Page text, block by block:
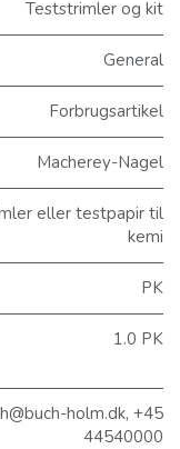
Teststrimler og kit
General
Forbrugsartikel
Macherey-Nagel
eller testpapir til
kemi
PK
1.0 PK
holm.dk, +45
44540000